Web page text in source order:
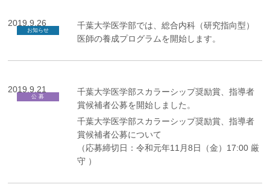
2019.9.26
お知らせ
千葉大学医学部では、総合内科（研究指向型）
医師の養成プログラムを開始します。
2019.9.21
公 募
千葉大学医学部スカラーシップ奨励賞、指導者
賞候補者公募を開始しました。
千葉大学医学部スカラーシップ奨励賞、指導者
賞候補者公募について
（応募締切日：令和元年11月8日（金）17:00 厳
守 ）